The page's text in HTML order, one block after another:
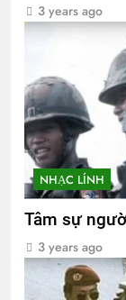
3 years ago
NHẠC LÍNH
Tâm sự
3 years ago